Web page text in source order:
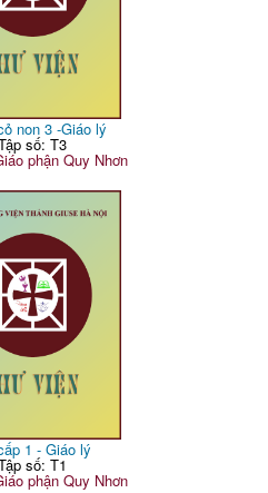
non 3 -Giáo lý
số: T3
phận Quy Nhơn
1 - Giáo lý
số: T1
phận Quy Nhơn